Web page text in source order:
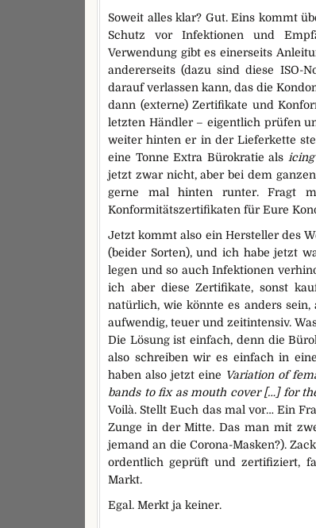
Soweit alles klar? Gut. Eins kommt
Schutz vor Infektionen und
Verwendung gibt es einerseits
andererseits (dazu sind diese ISO-
darauf verlassen kann, das die
dann (externe) Zertifikate und
letzten Händler – eigentlich prüfen
weiter hinten er in der Lieferkette
eine Tonne Extra Bürokratie als
jetzt zwar nicht, aber bei dem
gerne mal hinten runter. Fragt
Konformitätszertifikaten für Eure
Jetzt kommt also ein Hersteller des
(beider Sorten), und ich habe jetzt
legen und so auch Infektionen
ich aber diese Zertifikate, sonst
natürlich, wie könnte es anders sein,
aufwendig, teuer und zeitintensiv.
Die Lösung ist einfach, denn die
also schreiben wir es einfach in
haben also jetzt eine Variation of
bands to fix as mouth cover […] for
Voilà. Stellt Euch das mal vor… Ein
Zunge in der Mitte. Das man mit
jemand an die Corona-Masken?).
ordentlich geprüft und zertifiziert,
Markt.
Egal. Merkt ja keiner.